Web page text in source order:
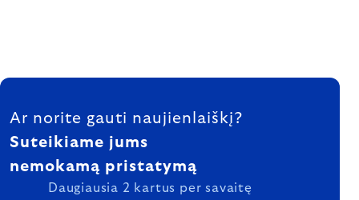
FOOTER
Ar norite gauti naujienlaiškį?
Suteikiame jums
nemokamą pristatymą
Daugiausia 2 kartus per savaitę